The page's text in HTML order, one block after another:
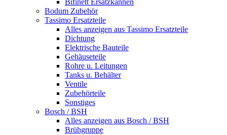
Bifinett Ersatzkannen
Bodum Zubehör
Tassimo Ersatzteile
Alles anzeigen aus Tassimo Ersatzteile
Dichtung
Elektrische Bauteile
Gehäuseteile
Rohre u. Leitungen
Tanks u. Behälter
Ventile
Zubehörteile
Sonstiges
Bosch / BSH
Alles anzeigen aus Bosch / BSH
Brühgruppe